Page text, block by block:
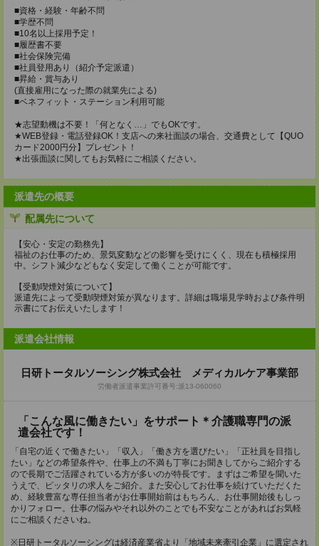
■資格・経験・年齢不問
■学歴不問
■10名以上採用予定！
■履歴書不要
■社会保険完備
■社員登用あり（紹介予定派遣）
■昇給・賞与あり
(直接雇用になった際の就業先による)
■ベネフィット・ステーション利用可能
★志望動機は不要！「何となく…」でもOKです。
★WEB登録・電話登録OK！支店への来社面談の場合、交通費として【QUO
カード2000円分】プレゼント！
★出張面談に関してもお気軽にご相談ください。
派遣先の概要
配属先について
【安心・安定の勤務先】
福祉のお仕事のため、景気変動などの影響を受けにくく、現在も積極採用
中。シフト減少などもなく安定して働くことが可能です。
【受動喫煙対策について】
派遣先によって受動喫煙対策が異なります。詳細は職場見学時および条件明
示書にてお伝えいたします！
派遣会社情報
日研トータルソーシング株式会社 メディカルケア事業部
労働者派遣事業許可番号:派13-060060
「こんな風に働きたい」をサポート＊介護職専門の派
遣会社です！
「自宅の近くで働きたい」「収入」「働き方を選びたい」「正社員を目指し
たい」などの希望条件や、仕事上の不満も丁寧にお聞きしてからご紹介する
ので長期でご活躍されている方が多いのが特長です。まずはご希望を聞いた
うえで、ピッタリの求人をご紹介。また安心してお仕事を続けていただくた
め、経験豊富な専任担当者がお仕事開始前はもちろん、お仕事開始後もしっ
かりフォロー。仕事の悩みやそれ以外のことでも不安なことがあればお気軽
にご相談くださいね。
※日研トータルソーシングは経済産業省より「地域未来牽引企業」に選定され